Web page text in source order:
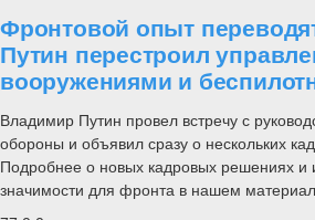
Фронтовой опыт
Путин перестроил
вооружениями и
Владимир Путин провел встречу с
обороны и объявил сразу о нескольких
Подробнее о новых кадровых решениях и
значимости для фронта в нашем